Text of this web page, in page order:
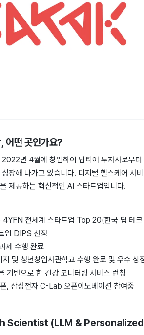
, 어떤 곳인가요?
년 4월에 창업하여 탑티어 투자사로부
장해 나가고 있습니다. 디지털 헬스케어 서
제공하는 혁신적인 AI 스타트업입니다.
전세계 스타트업 Top 20(한국 딥 테크
업 DIPS 선정
제 수행 완료
지 및 청년창업사관학교 수행 완료 및 우수 상
기반으로 한 건강 모니터링 서비스 런칭
, 삼성전자 C-Lab 오픈이노베이션 참여중
Scientist (LLM &